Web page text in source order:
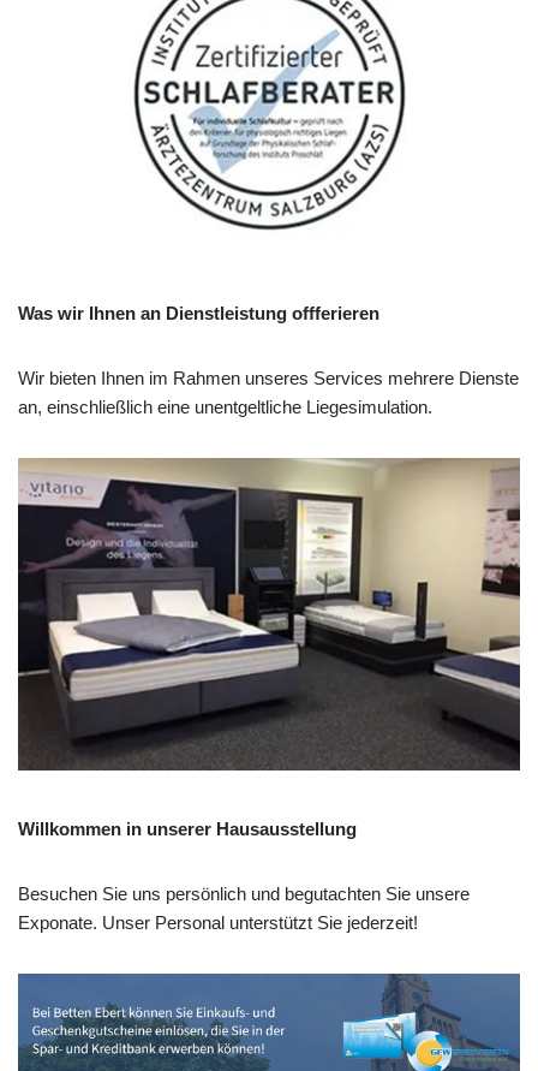
Was wir Ihnen an Dienstleistung offferieren
Wir bieten Ihnen im Rahmen unseres Services mehrere Dienste
an, einschließlich eine unentgeltliche Liegesimulation.
Willkommen in unserer Hausausstellung
Besuchen Sie uns persönlich und begutachten Sie unsere
Exponate. Unser Personal unterstützt Sie jederzeit!